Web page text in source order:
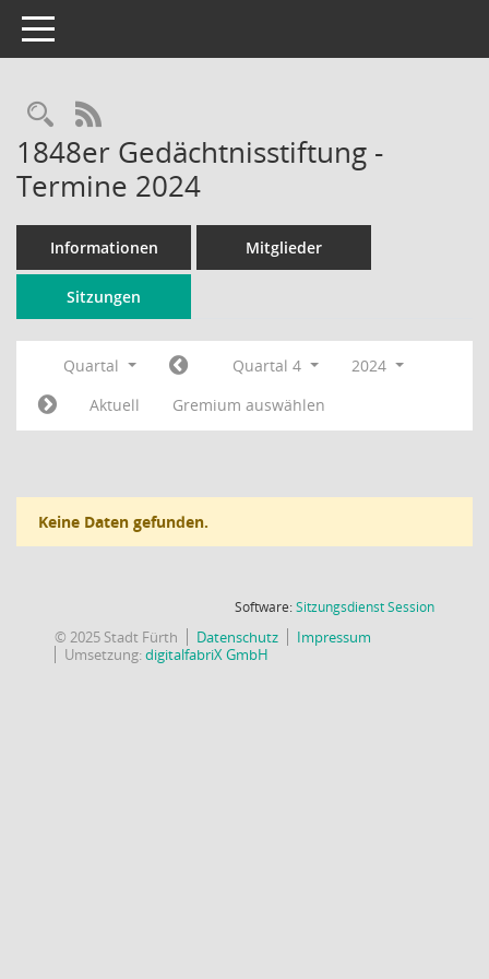
Toggle navigation
Rechercheauswahl
RSS-Feed
1848er Gedächtnisstiftung -
Termine 2024
Informationen Mitglieder
Sitzungen
Quartal Quartal 4
2024
Aktuell
Gremium auswählen
Keine Daten gefunden.
Software:SitzungsdienstSession(Wird in
© 2025 Stadt Fürth Datenschutz
Impressum
Umsetzung:digitalfabriX GmbH